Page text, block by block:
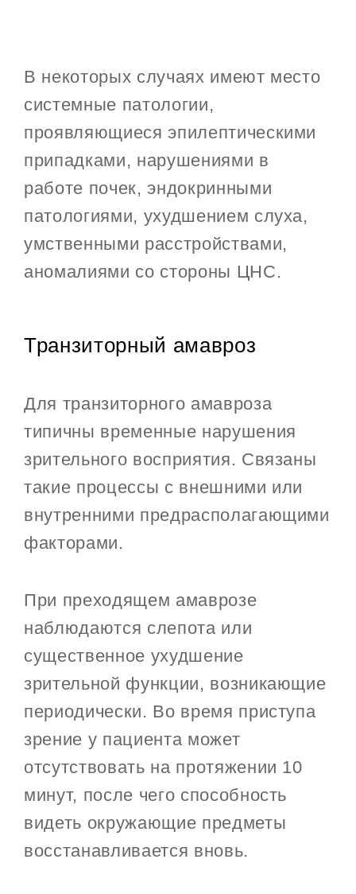
В некоторых случаях имеют место
системные патологии,
проявляющиеся эпилептическими
припадками, нарушениями в
работе почек, эндокринными
патологиями, ухудшением слуха,
умственными расстройствами,
аномалиями со стороны ЦНС.
Транзиторный амавроз
Для транзиторного амавроза
типичны временные нарушения
зрительного восприятия. Связаны
такие процессы с внешними или
внутренними предрасполагающими
факторами.
При преходящем амаврозе
наблюдаются слепота или
существенное ухудшение
зрительной функции, возникающие
периодически. Во время приступа
зрение у пациента может
отсутствовать на протяжении 10
минут, после чего способность
видеть окружающие предметы
восстанавливается вновь.